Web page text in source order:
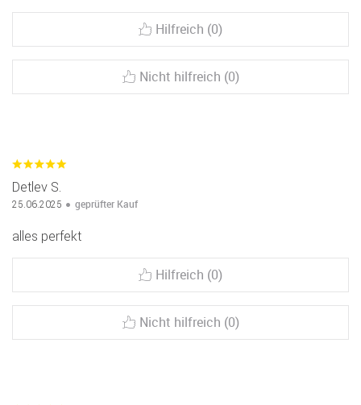
Hilfreich (0)
Nicht hilfreich (0)
Detlev S.
25.06.2025 geprüfter Kauf
alles perfekt
Hilfreich (0)
Nicht hilfreich (0)